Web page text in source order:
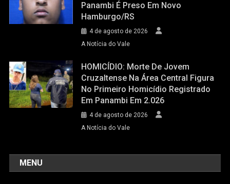
Panambi É Preso Em Novo
Hamburgo/RS
4 de agosto de 2026
A Notícia do Vale
HOMICÍDIO: Morte De Jovem
Cruzaltense Na Área Central Figura
No Primeiro Homicídio Registrado
Em Panambi Em 2.026
4 de agosto de 2026
A Notícia do Vale
MENU